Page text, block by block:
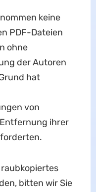
keine
PDF-Dateien
ohne
der Autoren
hat
von
ihrer
bitten wir Sie